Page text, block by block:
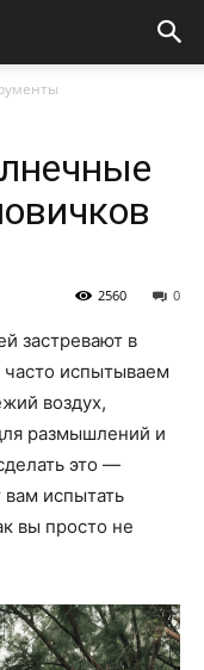
0
2560
застревают в
испытываем
воздух,
размышлений и
это —
вам испытать
вы просто не